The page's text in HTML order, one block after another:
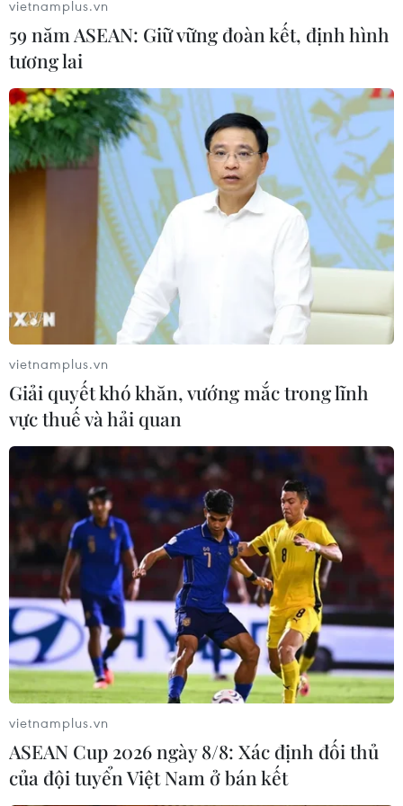
vietnamplus.vn
59 năm ASEAN: Giữ vững đoàn kết, định hình
tương lai
vietnamplus.vn
Giải quyết khó khăn, vướng mắc trong lĩnh
vực thuế và hải quan
vietnamplus.vn
ASEAN Cup 2026 ngày 8/8: Xác định đối thủ
của đội tuyển Việt Nam ở bán kết